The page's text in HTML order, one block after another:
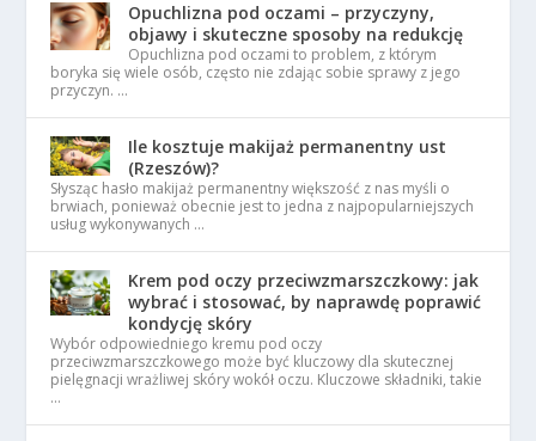
Opuchlizna pod oczami – przyczyny,
objawy i skuteczne sposoby na redukcję
Opuchlizna pod oczami to problem, z którym
boryka się wiele osób, często nie zdając sobie sprawy z jego
przyczyn. …
Ile kosztuje makijaż permanentny ust
(Rzeszów)?
Słysząc hasło makijaż permanentny większość z nas myśli o
brwiach, ponieważ obecnie jest to jedna z najpopularniejszych
usług wykonywanych …
Krem pod oczy przeciwzmarszczkowy: jak
wybrać i stosować, by naprawdę poprawić
kondycję skóry
Wybór odpowiedniego kremu pod oczy
przeciwzmarszczkowego może być kluczowy dla skutecznej
pielęgnacji wrażliwej skóry wokół oczu. Kluczowe składniki, takie
…